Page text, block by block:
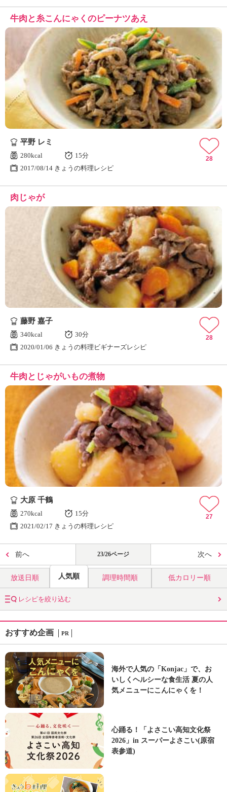
牛肉と糸こんにゃくのピーナツあえ
平野 レミ
280kcal
15分
2017/08/14 きょうの料理レシピ
28
肉じゃが
藤野 嘉子
340kcal
30分
2020/01/06 きょうの料理ビギナーズレシピ
28
牛肉とじゃがいもの煮物
大原 千鶴
270kcal
15分
2021/02/17 きょうの料理レシピ
27
前へ 23/26ページ 次へ
放送日順 人気順 調理時間順 低カロリー順
レシピを絞り込む
おすすめ企画 PR
海外で人気の「Konjac」で、お
いしくヘルシーな食生活 夏の人
気メニューにこんにゃくを！
心踊る！「よさこい高知文化祭
2026」in スーパーよさこい(原宿
表参道)